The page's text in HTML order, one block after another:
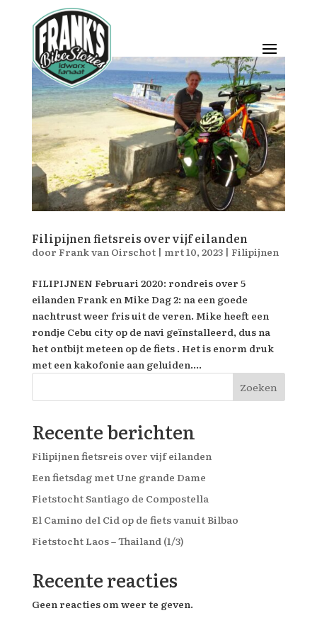
Filipijnen fietsreis over vijf eilanden
door Frank van Oirschot| mrt 10, 2023| Filipijnen
FILIPIJNEN Februari 2020: rondreis over 5
eilanden Frank en Mike Dag 2: na een goede
nachtrust weer fris uit de veren. Mike heeft een
rondje Cebu city op de navi geïnstalleerd, dus na
het ontbijt meteen op de fiets . Het is enorm druk
met een kakofonie aan geluiden....
Zoeken
Recente berichten
Filipijnen fietsreis over vijf eilanden
Een fietsdag met Une grande Dame
Fietstocht Santiago de Compostella
El Camino del Cid op de fiets vanuit Bilbao
Fietstocht Laos – Thailand (1/3)
Recente reacties
Geen reacties om weer te geven.